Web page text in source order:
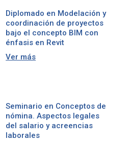
Diplomado en Modelación y
coordinación de proyectos
bajo el concepto BIM con
énfasis en Revit
Ver más
Seminario en Conceptos de
nómina. Aspectos legales
del salario y acreencias
laborales